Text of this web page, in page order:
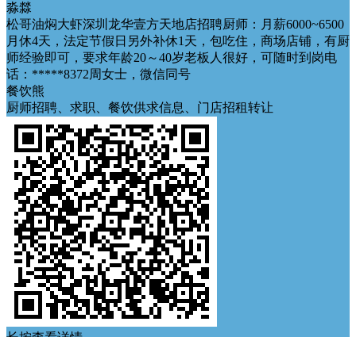
淼㵘
松哥油焖大虾深圳龙华壹方天地店招聘厨师：月薪6000~6500
月休4天，法定节假日另外补休1天，包吃住，商场店铺，有厨
师经验即可，要求年龄20～40岁老板人很好，可随时到岗电
话：*****8372周女士，微信同号
餐饮熊
厨师招聘、求职、餐饮供求信息、门店招租转让